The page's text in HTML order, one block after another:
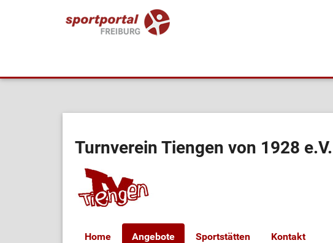
Turnverein Tiengen von 1928 e.V.
Home Angebote Sportstätten Kontakt